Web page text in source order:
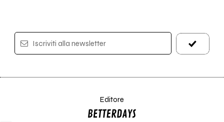
Iscriviti alla newsletter
Editore